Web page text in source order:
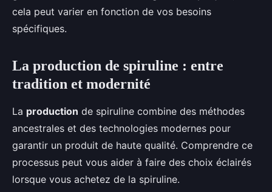
cela peut varier en fonction de vos besoins
spécifiques.
La production de spiruline : entre
tradition et modernité
La production de spiruline combine des méthodes
ancestrales et des technologies modernes pour
garantir un produit de haute qualité. Comprendre ce
processus peut vous aider à faire des choix éclairés
lorsque vous achetez de la spiruline.